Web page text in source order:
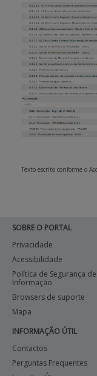
Texto escrito conforme o
SOBRE O PORTAL
Privacidade
Acessibilidade
Política de Segurança de
Informação
Browsers de suporte
Mapa
INFORMAÇÃO ÚTIL
Contactos
Perguntas Frequentes